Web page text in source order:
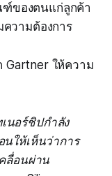
ฑ์ของตนแก่ลูกค้า
วามต้องการ
Gartner ให้ความ
นอร์ชิปกำลัง
ให้เห็นว่าการ
ลื่อนผ่าน